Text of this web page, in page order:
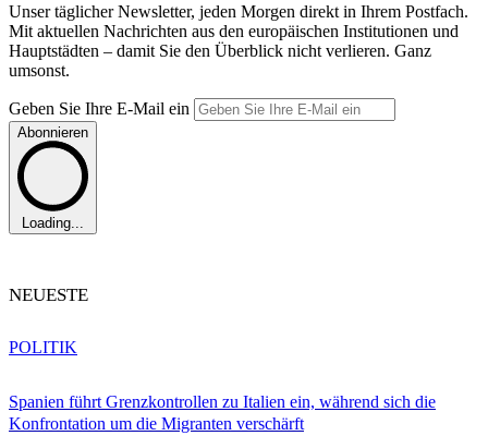
Unser täglicher Newsletter, jeden Morgen direkt in Ihrem Postfach.
Mit aktuellen Nachrichten aus den europäischen Institutionen und
Hauptstädten – damit Sie den Überblick nicht verlieren. Ganz
umsonst.
Geben Sie Ihre E-Mail ein
Abonnieren
Loading...
NEUESTE
Spanien führt Grenzkontrollen zu Italien ein, während sich die
Konfrontation um die Migranten verschärft
POLITIK